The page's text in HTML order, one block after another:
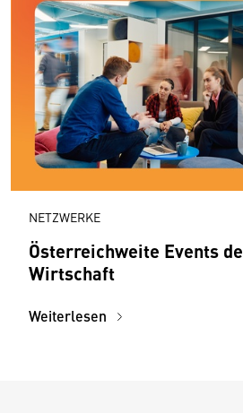
NETZWERKE
Österreichweite Events
Wirtschaft
Weiterlesen